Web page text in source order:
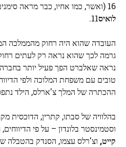
16 (ואשר, כמו אחיו, כבר מראה סימנים של שוחט לב פוטנציאלי), ו
לואיס11.
העובדה שהוא היה רחוק מהממלכה
נראה שאלברט הפך פעיל יותר בחברה.
טובים עם משפחת המלוכה ולפי
ההכתרה של המלך צ'ארלס, הילד נתפס
בהלוויה של סבתו, קתרין, הדוכסית
וסטמינסטר בלונדון – על פי
קייט, וצ'רלס עצמו, הסנדק בהטבלה של